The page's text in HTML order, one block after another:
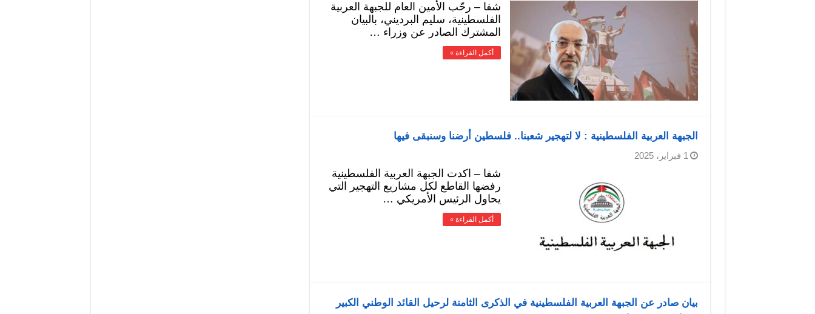
شفا – رحّب الأمين العام للجبهة العربية
الفلسطينية، سليم البرديني، بالبيان
المشترك الصادر عن وزراء …
أكمل القراءة »
الجبهة العربية الفلسطينية : لا لتهجير شعبنا.. فلسطين أرضنا وسنبقى فيها
1 فبراير، 2025
شفا – اكدت الجبهة العربية الفلسطينية
رفضها القاطع لكل مشاريع التهجير التي
يحاول الرئيس الأمريكي …
أكمل القراءة »
بيان صادر عن الجبهة العربية الفلسطينية في الذكرى الثامنة لرحيل القائد الوطني الكبير